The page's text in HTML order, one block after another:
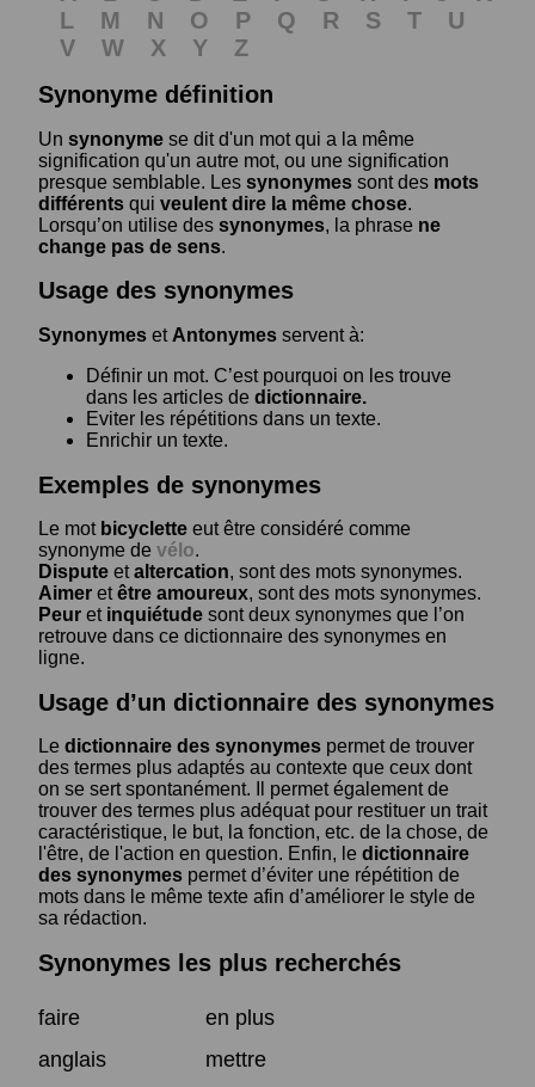
L
M N O P Q R S T
U
V
W X Y
Z
Synonyme définition
Un synonyme se dit d'un mot qui a la même
signification qu'un autre mot, ou une signification
presque semblable. Les synonymes sont des mots
différents qui veulent dire la même chose.
Lorsqu’on utilise des synonymes, la phrase ne
change pas de sens.
Usage des synonymes
Synonymes et Antonymes servent à:
Définir un mot. C’est pourquoi on les trouve
dans les articles de dictionnaire.
Eviter les répétitions dans un texte.
Enrichir un texte.
Exemples de synonymes
Le mot bicyclette eut être considéré comme
synonyme de vélo.
Dispute etaltercation, sont des mots synonymes.
Aimer etêtre amoureux, sont des mots synonymes.
Peur et inquiétude sont deux synonymes que l’on
retrouve dans ce dictionnaire des synonymes en
ligne.
Usage d’un dictionnaire des synonymes
Le dictionnaire des synonymes permet de trouver
des termes plus adaptés au contexte que ceux dont
on se sert spontanément. Il permet également de
trouver des termes plus adéquat pour restituer un trait
caractéristique, le but, la fonction, etc. de la chose, de
l'être, de l'action en question. Enfin, le dictionnaire
des synonymes permet d’éviter une répétition de
mots dans le même texte afin d’améliorer le style de
sa rédaction.
Synonymes les plus recherchés
faire
en plus
anglais
mettre